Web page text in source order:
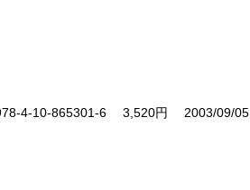
4-10-865301-6 3,520円 2003/09/05